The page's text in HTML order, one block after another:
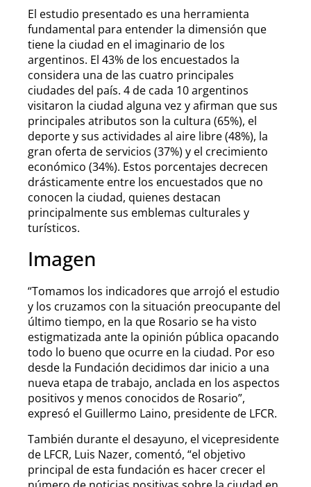
El estudio presentado es una herramienta
fundamental para entender la dimensión que
tiene la ciudad en el imaginario de los
argentinos. El 43% de los encuestados la
considera una de las cuatro principales
ciudades del país. 4 de cada 10 argentinos
visitaron la ciudad alguna vez y afirman que sus
principales atributos son la cultura (65%), el
deporte y sus actividades al aire libre (48%), la
gran oferta de servicios (37%) y el crecimiento
económico (34%). Estos porcentajes decrecen
drásticamente entre los encuestados que no
conocen la ciudad, quienes destacan
principalmente sus emblemas culturales y
turísticos.
Imagen
“Tomamos los indicadores que arrojó el estudio
y los cruzamos con la situación preocupante del
último tiempo, en la que Rosario se ha visto
estigmatizada ante la opinión pública opacando
todo lo bueno que ocurre en la ciudad. Por eso
desde la Fundación decidimos dar inicio a una
nueva etapa de trabajo, anclada en los aspectos
positivos y menos conocidos de Rosario”,
expresó el Guillermo Laino, presidente de LFCR.
También durante el desayuno, el vicepresidente
de LFCR, Luis Nazer, comentó, “el objetivo
principal de esta fundación es hacer crecer el